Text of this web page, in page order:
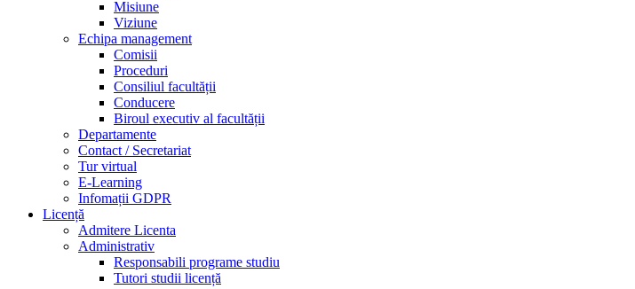
Misiune
Viziune
Echipa management
Comisii
Proceduri
Consiliul facultății
Conducere
Biroul executiv al facultății
Departamente
Contact / Secretariat
Tur virtual
E-Learning
Infomații GDPR
Licență
Admitere Licenta
Administrativ
Responsabili programe studiu
Tutori studii licență